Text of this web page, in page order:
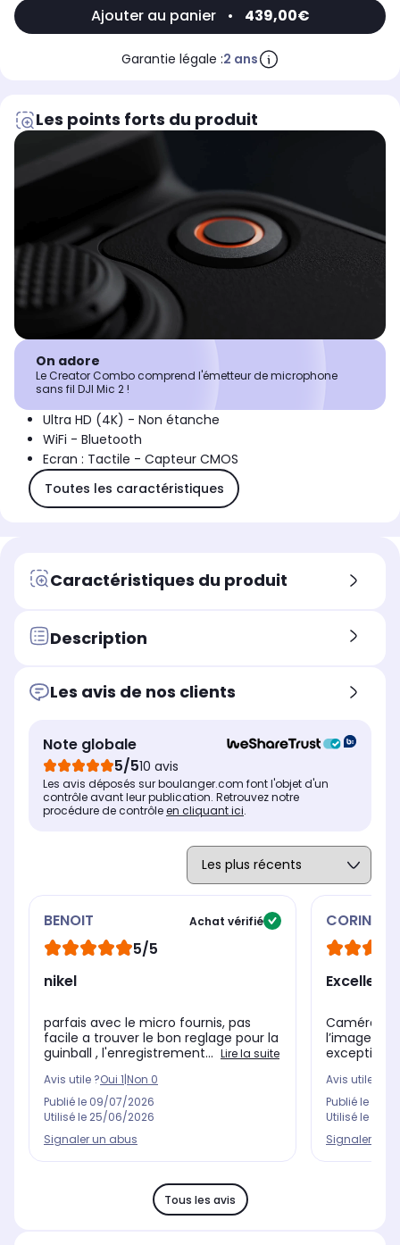
Ajouter au panier • 439,00€
Garantie légale :2 ans
Les points forts du produit
On adore
Le Creator Combo comprend l'émetteur de microphone
sans fil DJI Mic 2 !
Ultra HD (4K) - Non étanche
WiFi - Bluetooth
Ecran : Tactile - Capteur CMOS
Toutes les caractéristiques
Caractéristiques du produit
Description
Les avis de nos clients
Note globale
5/510 avis
Les avis déposés sur boulanger.com font l'objet d'un
contrôle avant leur publication. Retrouvez notre
procédure de contrôleen cliquant ici.
BENOIT Achat vérifié
5/5
nikel
parfais avec le micro fournis, pas
facile a trouver le bon reglage pour la
guinball , l'enregistrement... Lire la suite
Avis utile ?Oui 1|Non 0
Publié le 09/07/2026
Utilisé le 25/06/2026
Signaler un abus
CORINNE
Excellent
Caméra
l’image
Avis utile ?
Publié le
Utilisé le
Signaler un
Tous les avis